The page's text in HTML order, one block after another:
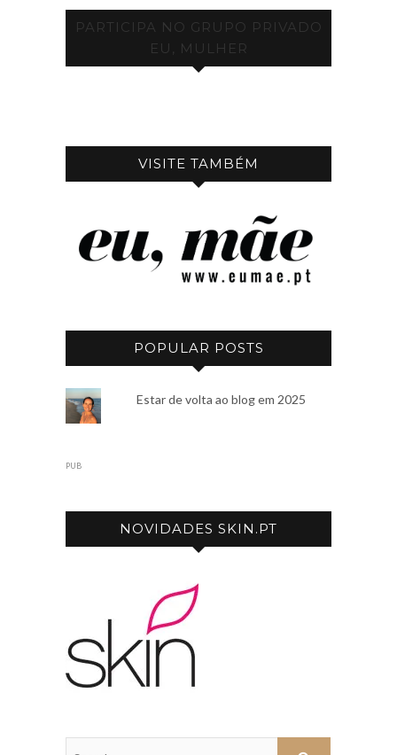
PARTICIPA NO GRUPO PRIVADO
EU, MULHER
VISITE TAMBÉM
POPULAR POSTS
Estar de volta ao blog em 2025
PUB
NOVIDADES SKIN.PT